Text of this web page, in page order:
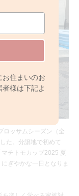
お住まいのお
様は下記よ
ロッサムシーズン（全
た。分譲地で初めて
チトモカップ2025 夏
ぎやかな一日となりま